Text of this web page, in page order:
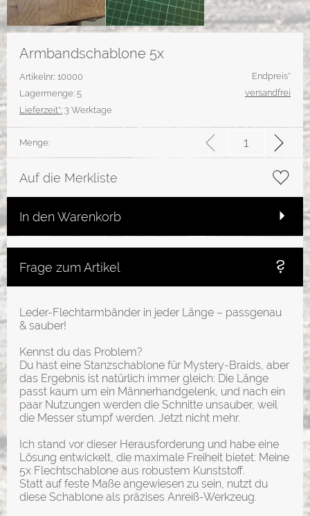
Armbandschablone 5x
Artikelnr.: 10000
Lagermenge: 5
Lieferzeit*: 3 Werktage
Endpreis*
versandfrei
Menge:
Auf die Merkliste
In den Warenkorb
Frage zum Artikel
Leder-Flechtarmbänder in jeder Länge – passgenau
& sauber!
Kennst du das Problem?
Du hast eine Stanzschablone für Mystery-Braids, aber
das Ergebnis ist natürlich immer gleich: Die Länge
passt kaum um ein Männerhandgelenk, und nach ein
paar Nutzungen werden die Schnitte unsauber, weil
die Messer stumpf werden. Jetzt nicht mehr.
Ich stand vor dieser Herausforderung und habe eine
Lösung entwickelt, die maximale Freiheit bietet: Meine
5x Flechtschablone aus robustem Kunststoff.
Statt auf feste Maße angewiesen zu sein, nutzt du
diese Schablone als präzises Anreiß-Werkzeug.